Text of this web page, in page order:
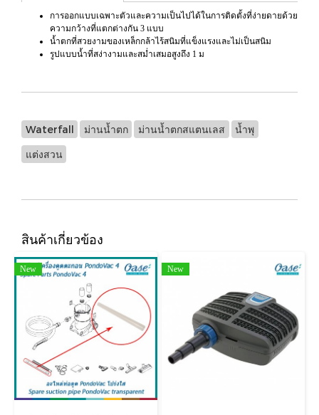
การออกแบบเฉพาะตัวและความเป็นไปได้ในการติดตั้งที่ง่ายดายด้วย
ความกว้างที่แตกต่างกัน 3 แบบ
น้ำตกที่สวยงามของเหล็กกล้าไร้สนิมที่แข็งแรงและไม่เป็นสนิม
รูปแบบน้ำที่สง่างามและสม่ำเสมอสูงถึง 1 ม
Waterfall ม่านน้ำตก ม่านน้ำตกสแตนเลส น้ำพุ
แต่งสวน
สินค้าเกี่ยวข้อง
New New